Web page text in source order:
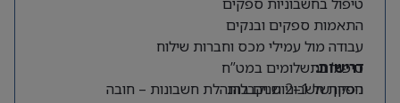
התאמות ספקים ובנקים
עבודה מול עמילי מכס וחברות שילוח
טיפול בתשלומים במט”ח
הפקת חשבוניות וקבלות
דרישות:
ניסיון של 1–2 שנים בהנהלת חשבונות – חובה